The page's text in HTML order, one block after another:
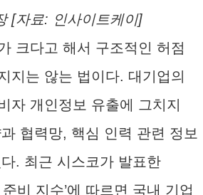
[자료: 인사이트케이]
크다고 해서 구조적인 허점
지는 않는 법이다. 대기업의
자 개인정보 유출에 그치지
협력망, 핵심 인력 관련 정보
. 최근 시스코가 발표한
비 지수’에 따르면 국내 기업